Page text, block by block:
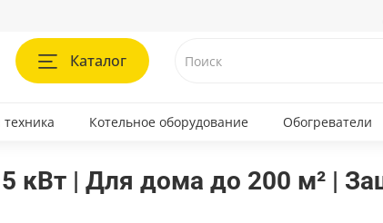
Каталог
Котельное оборудование Обогреватели
кВт | Для дома до 200 м² |